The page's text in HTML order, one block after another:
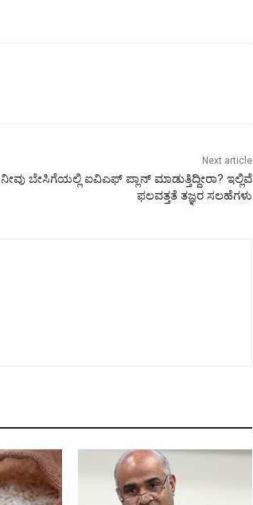
Next article
ನೀವು ಬೇಸಿಗೆಯಲ್ಲಿ ಐವಿಎಫ್ ಪ್ಲಾನ್ ಮಾಡುತ್ತಿದ್ದೀರಾ? ಇಲ್ಲಿವೆ
ಫಲವತ್ತತೆ ತಜ್ಞರ ಸಲಹೆಗಳು